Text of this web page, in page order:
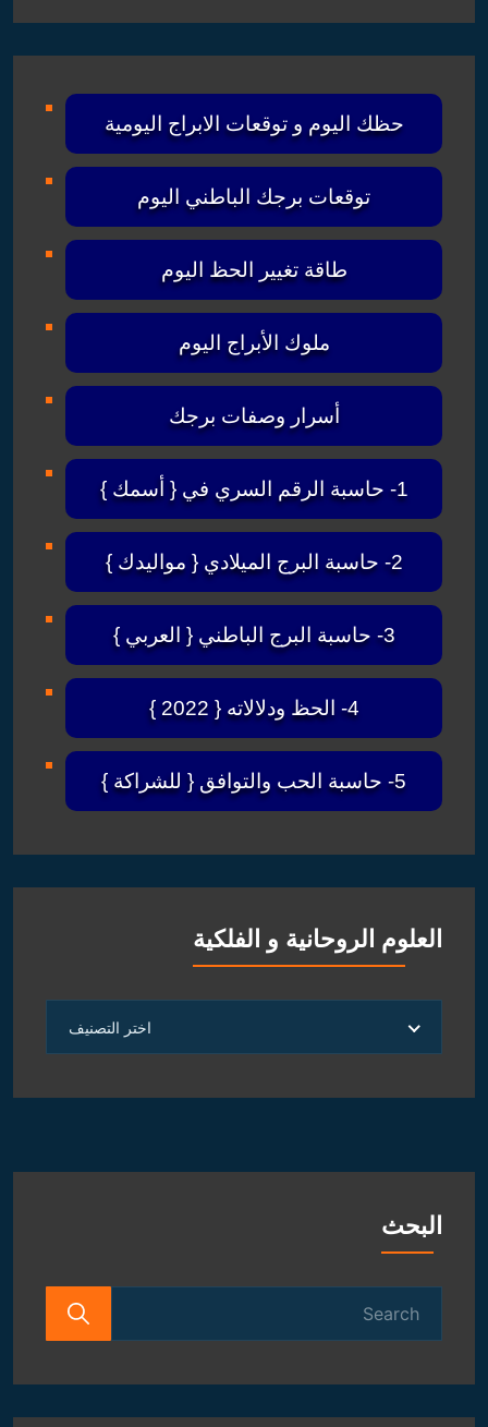
حظك اليوم و توقعات الابراج اليومية
توقعات برجك الباطني اليوم
طاقة تغيير الحظ اليوم
ملوك الأبراج اليوم
أسرار وصفات برجك
1- حاسبة الرقم السري في { أسمك }
2- حاسبة البرج الميلادي { مواليدك }
3- حاسبة البرج الباطني { العربي }
4- الحظ ودلالاته { 2022 }
5- حاسبة الحب والتوافق { للشراكة }
العلوم الروحانية و الفلكية
الروحانية
الفلكية
اختر التصنيف
البحث